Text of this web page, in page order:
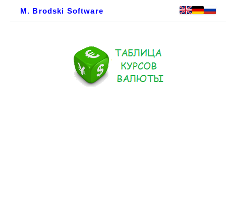
M. Brodski Software